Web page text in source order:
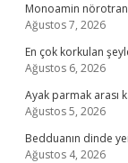
Monoamin
Ağustos 7, 2026
En çok korkulan
Ağustos 6, 2026
Ayak parmak arası
Ağustos 5, 2026
Bedduanın dinde
Ağustos 4, 2026